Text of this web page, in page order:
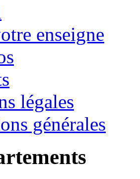
enseigne
légales
générales